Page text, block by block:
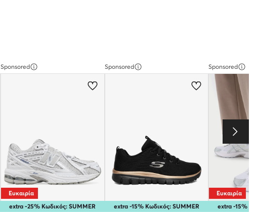
Sponsored
extra -25% Κωδικός: SUMMER
Ευκαιρία
Sponsored
extra -15% Κωδικός: SUMMER
Sponsored
extra -15%
Ευκαιρία